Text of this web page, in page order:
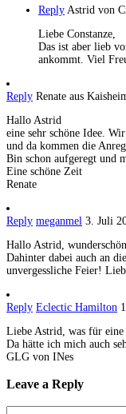
Reply Astrid von
Liebe Constanze,
Das ist aber lieb
ankommt. Viel
Reply Renate aus
Hallo Astrid
eine sehr schöne Idee.
und da kommen die
Bin schon aufgeregt und
Eine schöne Zeit
Renate
Reply meganmel 3. Juli
Hallo Astrid,
Dahinter dabei auch an
unvergessliche Feier!
Reply Eclectic Hamilton
Liebe Astrid, was für
Da hätte ich mich auch
GLG von INes
Leave a Reply